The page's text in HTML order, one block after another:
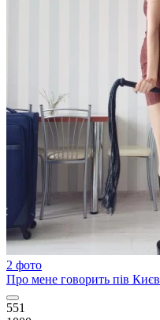
2 фото
Про мене говорить пів
551